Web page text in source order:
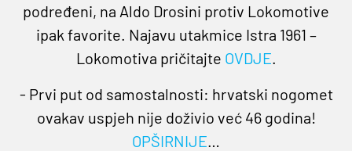
podređeni, na Aldo Drosini protiv Lokomotive
ipak favorite. Najavu utakmice Istra 1961 –
Lokomotiva pričitajte OVDJE.
- Prvi put od samostalnosti: hrvatski nogomet
ovakav uspjeh nije doživio već 46 godina!
OPŠIRNIJE…